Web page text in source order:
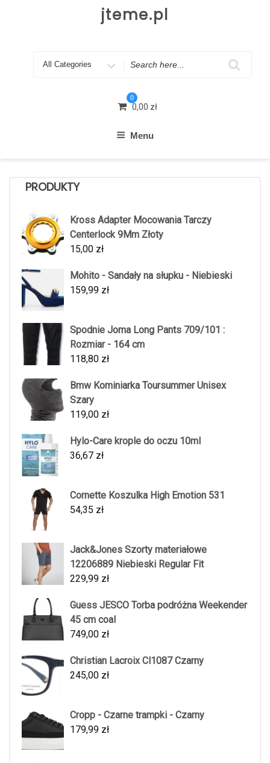
jteme.pl
Search
0
0,00 zł
Menu
PRODUKTY
Kross Adapter Mocowania Tarczy
Centerlock 9Mm Złoty
15,00 zł
Mohito - Sandały na słupku - Niebieski
159,99 zł
Spodnie Joma Long Pants 709/101 :
Rozmiar - 164 cm
118,80 zł
Bmw Kominiarka Toursummer Unisex
Szary
119,00 zł
Hylo-Care krople do oczu 10ml
36,67 zł
Cornette Koszulka High Emotion 531
54,35 zł
Jack&Jones Szorty materiałowe
12206889 Niebieski Regular Fit
229,99 zł
Guess JESCO Torba podróżna Weekender
45 cm coal
749,00 zł
Christian Lacroix Cl1087 Czarny
245,00 zł
Cropp - Czarne trampki - Czarny
179,99 zł